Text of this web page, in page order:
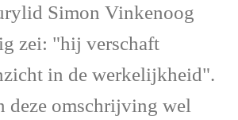
Simon Vinkenoog
zei: "hij verschaft
in de werkelijkheid".
deze omschrijving wel